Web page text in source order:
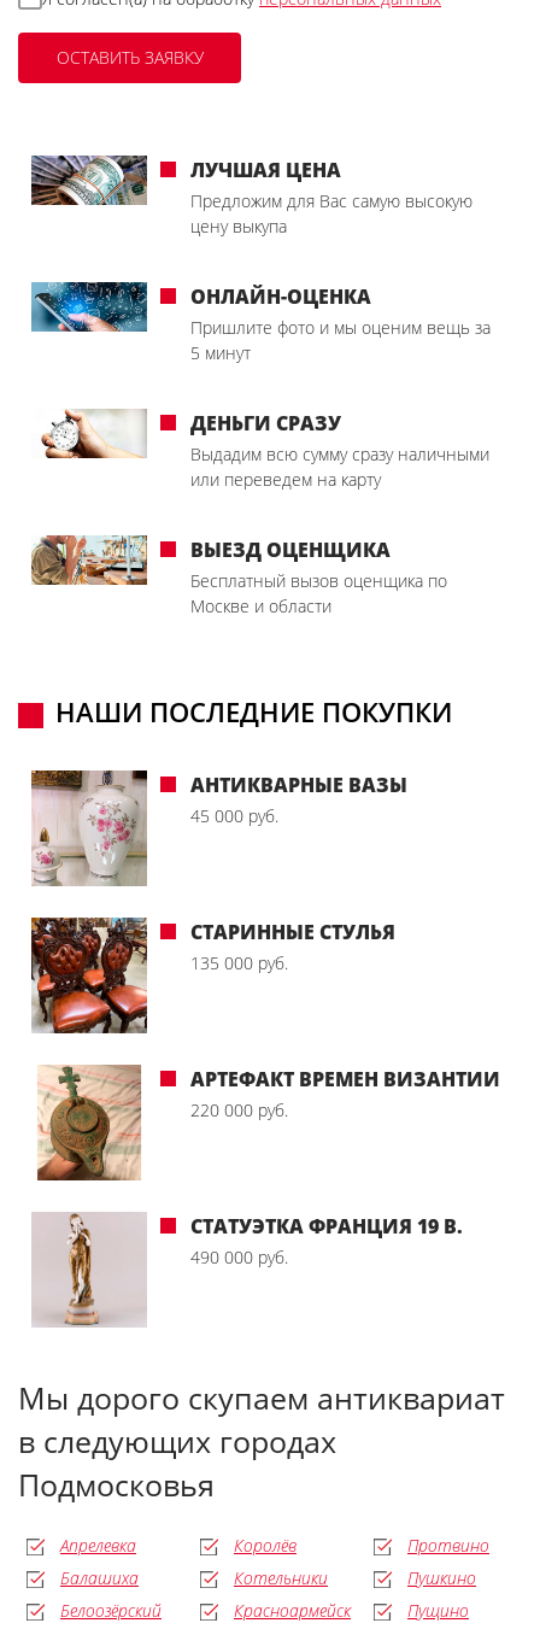
ЛУЧШАЯ ЦЕНА
Предложим для Вас самую высокую
цену выкупа
ОНЛАЙН-ОЦЕНКА
Пришлите фото и мы оценим вещь за
5 минут
ДЕНЬГИ СРАЗУ
Выдадим всю сумму сразу наличными
или переведем на карту
ВЫЕЗД ОЦЕНЩИКА
Бесплатный вызов оценщика по
Москве и области
НАШИ ПОСЛЕДНИЕ ПОКУПКИ
АНТИКВАРНЫЕ ВАЗЫ
45 000 руб.
СТАРИННЫЕ СТУЛЬЯ
135 000 руб.
АРТЕФАКТ ВРЕМЕН ВИЗАНТИИ
220 000 руб.
СТАТУЭТКА ФРАНЦИЯ 19 В.
490 000 руб.
Мы дорого скупаем антиквариат
в следующих городах
Подмосковья
Апрелевка
Балашиха
Белоозёрский
Королёв
Котельники
Красноармейск
Протвино
Пушкино
Пущино